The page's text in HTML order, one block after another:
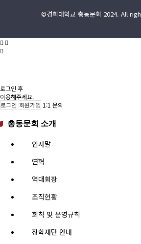
©경희대학교 총동문회 2024. All
로그인 후
이용해주세요.
로그인 회원가입 1:1 문의
총동문회 소개
인사말
연혁
역대회장
조직현황
회칙 및 운영규칙
장학재단 안내